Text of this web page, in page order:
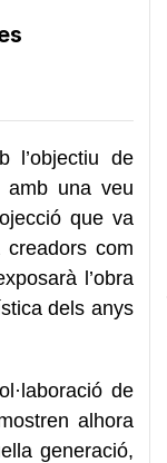
l’objectiu de
amb una veu
que va
com
l’obra
dels anys
de
alhora
generació,